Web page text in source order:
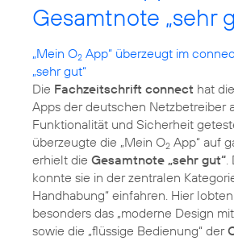
Gesamtnote „sehr
„Mein O2 App“ überzeugt im
„sehr gut“
Die Fachzeitschrift connect hat
Apps der deutschen Netzbetreiber
Funktionalität und Sicherheit
überzeugte die „Mein O2 App“ auf
erhielt die Gesamtnote „sehr gut“
konnte sie in der zentralen
Handhabung“ einfahren. Hier
besonders das „moderne Design
sowie die „flüssige Bedienung“ der